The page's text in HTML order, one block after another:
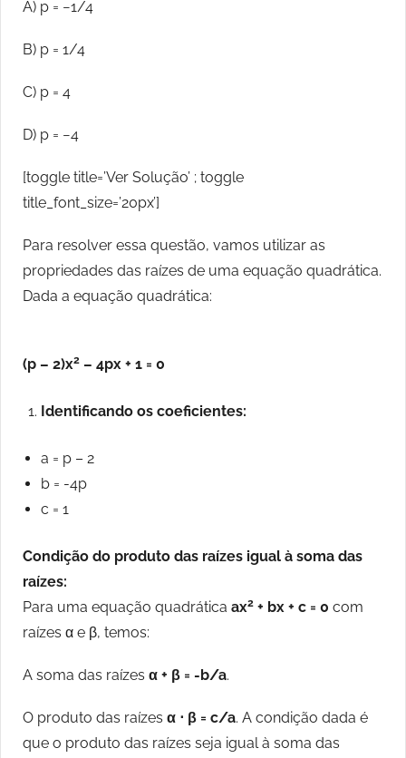
A) p = −1/4
B) p = 1/4
C) p = 4
D) p = −4
[toggle title=’Ver Solução’ ; toggle
title_font_size=’20px’]
Para resolver essa questão, vamos utilizar as
propriedades das raízes de uma equação quadrática.
Dada a equação quadrática:
(p – 2)x2 – 4px + 1 = 0
Identificando os coeficientes:
a = p – 2
b = -4p
c = 1
Condição do produto das raízes igual à soma das
raízes:
Para uma equação quadrática ax2 + bx + c = 0 com
raízes α e β, temos:
A soma das raízes α + β = -b/a.
O produto das raízes α ⋅ β = c/a. A condição dada é
que o produto das raízes seja igual à soma das